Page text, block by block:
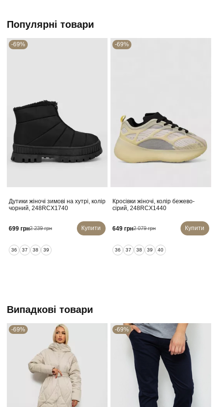
Популярні товари
-69%
Дутики жіночі зимові на хутрі, колір
чорний, 248RCX1740
699 грн2 239 грн Купити
36 37 38 39
-69%
Кросівки жіночі, колір бежево-
сірий, 248RCX1440
649 грн2 079 грн Купити
36 37 38 39 40
Випадкові товари
-69% -69%